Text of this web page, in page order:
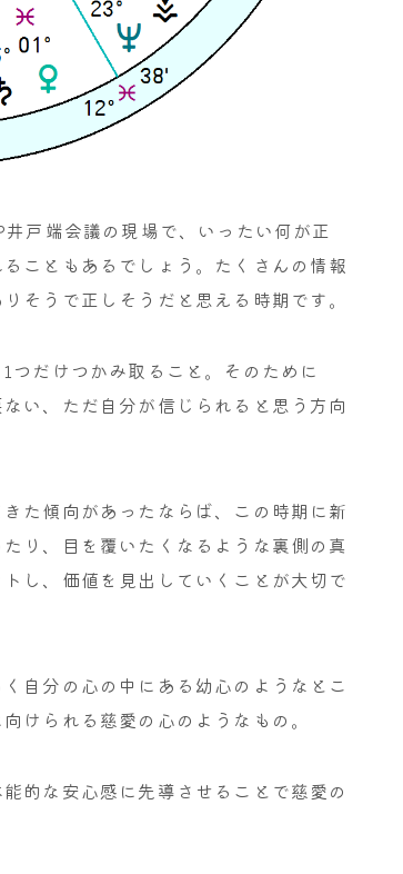
戸端会議の現場で、いったい何が正
こともあるでしょう。たくさんの情報
そうで正しそうだと思える時期です。
つだけつかみ取ること。そのために
い、ただ自分が信じられると思う方向
た傾向があったならば、この時期に新
り、目を覆いたくなるような裏側の真
し、価値を見出していくことが大切で
自分の心の中にある幼心のようなとこ
けられる慈愛の心のようなもの。
的な安心感に先導させることで慈愛の